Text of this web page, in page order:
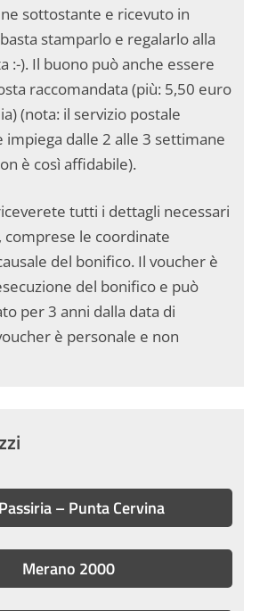
sottostante e ricevuto in
stamparlo e regalarlo alla
:-). Il buono può anche essere
raccomandata (più: 5,50 euro
(nota: il servizio postale
impiega dalle 2 alle 3 settimane
è così affidabile).
tutti i dettagli necessari
comprese le coordinate
del bonifico. Il voucher è
del bonifico e può
per 3 anni dalla data di
è personale e non
– Punta Cervina
Merano 2000